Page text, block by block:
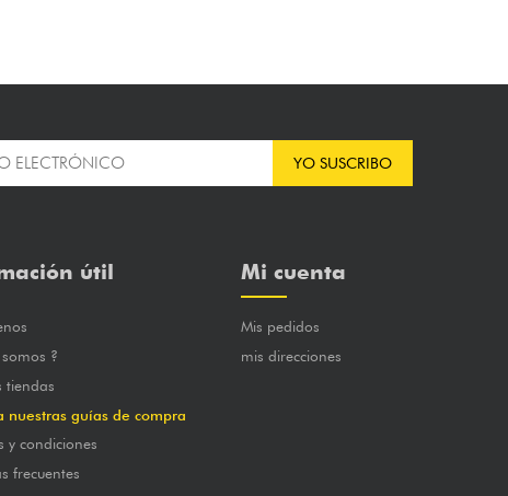
YO SUSCRIBO
útil
?
tiendas
nuestras guías de compra
y condiciones
frecuentes
Mi cuenta
Mis pedidos
mis direcciones